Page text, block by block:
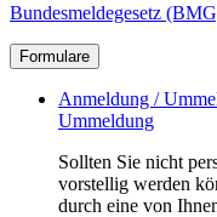
Bundesmeldegesetz
Formulare
Anmeldung /
Ummeldung
Sollten Sie nicht
vorstellig werden
durch eine von